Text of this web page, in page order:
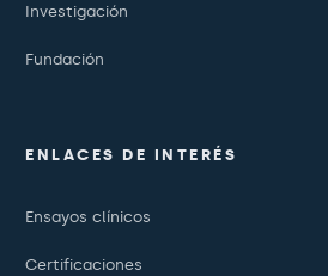
Investigación
Fundación
ENLACES DE INTERÉS
Ensayos clínicos
Certificaciones